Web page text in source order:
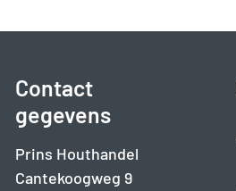
Contact
gegevens
Prins Houthandel
Cantekoogweg 9